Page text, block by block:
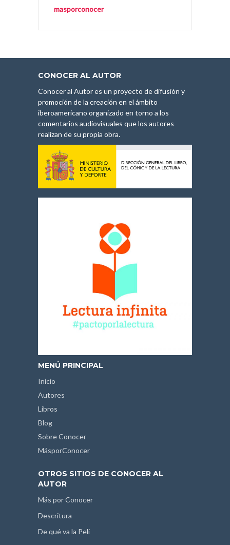
masporconocer
CONOCER AL AUTOR
Conocer al Autor es un proyecto de difusión y
promoción de la creación en el ámbito
iberoamericano organizado en torno a los
comentarios audiovisuales que los autores
realizan de su propia obra.
MENÚ PRINCIPAL
Inicio
Autores
Libros
Blog
Sobre Conocer
MásporConocer
OTROS SITIOS DE CONOCER AL
AUTOR
Más por Conocer
Descritura
De qué va la Peli